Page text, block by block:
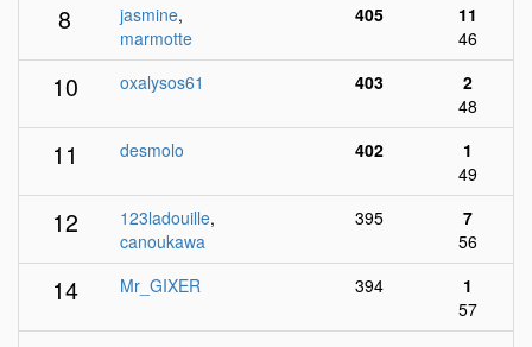
8 jasmine,
marmotte
405
11
46
10 oxalysos61 403
2
48
11 desmolo 402
1
49
12 123ladouille,
canoukawa
395
7
56
14 Mr_GIXER 394
1
57